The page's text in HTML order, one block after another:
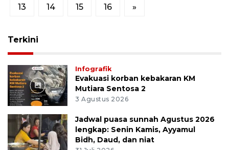
13 14 15 16 »
Terkini
Infografik
Evakuasi korban kebakaran KM
Mutiara Sentosa 2
3 Agustus 2026
Jadwal puasa sunnah Agustus 2026
lengkap: Senin Kamis, Ayyamul
Bidh, Daud, dan niat